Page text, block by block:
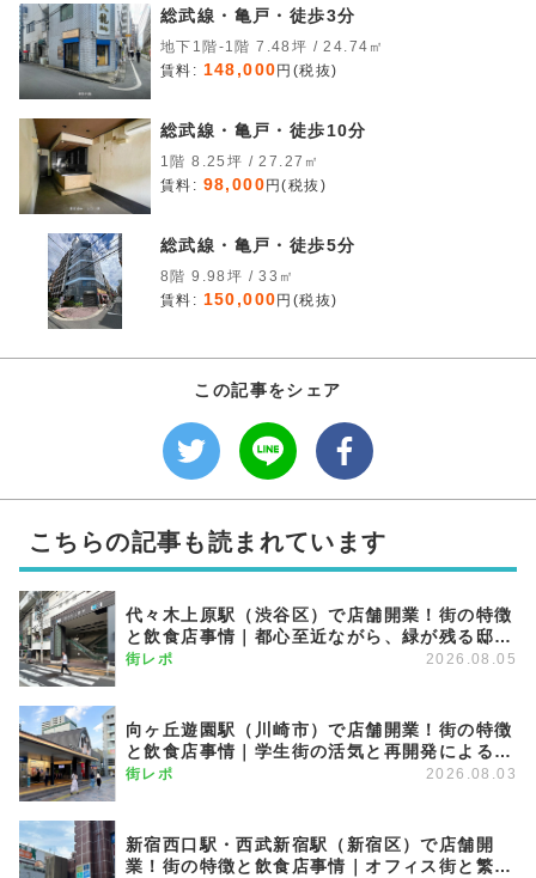
総武線・亀戸・徒歩3分
地下1階-1階 7.48坪 / 24.74㎡
賃料: 148,000円(税抜)
総武線・亀戸・徒歩10分
1階 8.25坪 / 27.27㎡
賃料: 98,000円(税抜)
総武線・亀戸・徒歩5分
8階 9.98坪 / 33㎡
賃料: 150,000円(税抜)
この記事をシェア
こちらの記事も読まれています
代々木上原駅（渋谷区）で店舗開業！街の特徴
と飲食店事情｜都心至近ながら、緑が残る邸宅
エリア
街レポ 2026.08.05
向ヶ丘遊園駅（川崎市）で店舗開業！街の特徴
と飲食店事情｜学生街の活気と再開発による発
展が期待できる注目のエリア
街レポ 2026.08.03
新宿西口駅・西武新宿駅（新宿区）で店舗開
業！街の特徴と飲食店事情｜オフィス街と繁華